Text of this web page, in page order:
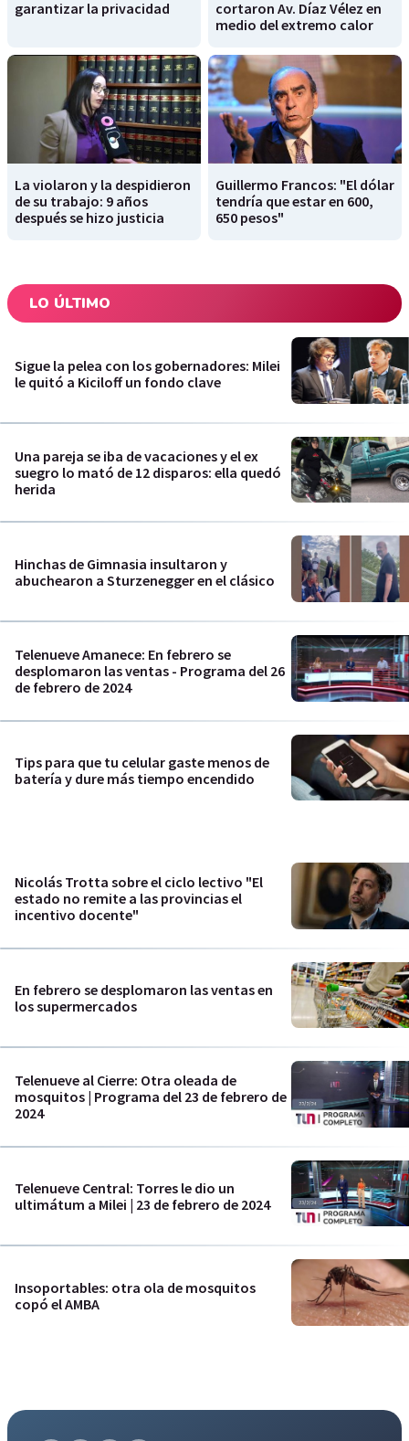
garantizar la privacidad
cortaron Av. Díaz Vélez en
medio del extremo calor
La violaron y la despidieron
de su trabajo: 9 años
después se hizo justicia
Guillermo Francos: "El dólar
tendría que estar en 600,
650 pesos"
LO ÚLTIMO
Sigue la pelea con los gobernadores: Milei
le quitó a Kiciloff un fondo clave
Una pareja se iba de vacaciones y el ex
suegro lo mató de 12 disparos: ella quedó
herida
Hinchas de Gimnasia insultaron y
abuchearon a Sturzenegger en el clásico
Telenueve Amanece: En febrero se
desplomaron las ventas - Programa del 26
de febrero de 2024
Tips para que tu celular gaste menos de
batería y dure más tiempo encendido
Nicolás Trotta sobre el ciclo lectivo "El
estado no remite a las provincias el
incentivo docente"
En febrero se desplomaron las ventas en
los supermercados
Telenueve al Cierre: Otra oleada de
mosquitos | Programa del 23 de febrero de
2024
Telenueve Central: Torres le dio un
ultimátum a Milei | 23 de febrero de 2024
Insoportables: otra ola de mosquitos
copó el AMBA